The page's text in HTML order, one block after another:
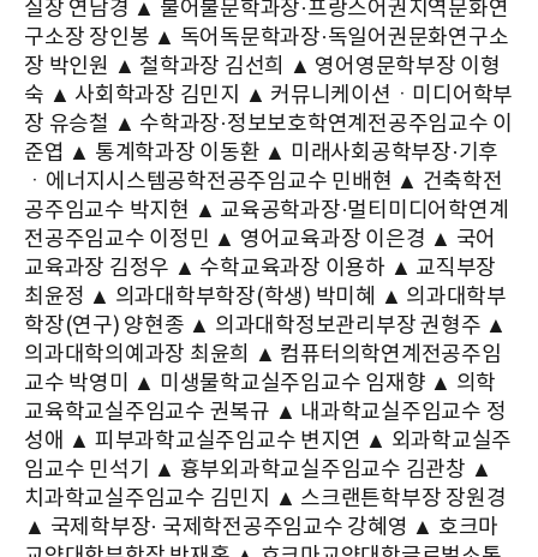
실장 연남경 ▲ 불어불문학과장·프랑스어권지역문화연
구소장 장인봉 ▲ 독어독문학과장·독일어권문화연구소
장 박인원 ▲ 철학과장 김선희 ▲ 영어영문학부장 이형
숙 ▲ 사회학과장 김민지 ▲ 커뮤니케이션ㆍ미디어학부
장 유승철 ▲ 수학과장·정보보호학연계전공주임교수 이
준엽 ▲ 통계학과장 이동환 ▲ 미래사회공학부장·기후
ㆍ에너지시스템공학전공주임교수 민배현 ▲ 건축학전
공주임교수 박지현 ▲ 교육공학과장·멀티미디어학연계
전공주임교수 이정민 ▲ 영어교육과장 이은경 ▲ 국어
교육과장 김정우 ▲ 수학교육과장 이용하 ▲ 교직부장
최윤정 ▲ 의과대학부학장(학생) 박미혜 ▲ 의과대학부
학장(연구) 양현종 ▲ 의과대학정보관리부장 권형주 ▲
의과대학의예과장 최윤희 ▲ 컴퓨터의학연계전공주임
교수 박영미 ▲ 미생물학교실주임교수 임재향 ▲ 의학
교육학교실주임교수 권복규 ▲ 내과학교실주임교수 정
성애 ▲ 피부과학교실주임교수 변지연 ▲ 외과학교실주
임교수 민석기 ▲ 흉부외과학교실주임교수 김관창 ▲
치과학교실주임교수 김민지 ▲ 스크랜튼학부장 장원경
▲ 국제학부장· 국제학전공주임교수 강혜영 ▲ 호크마